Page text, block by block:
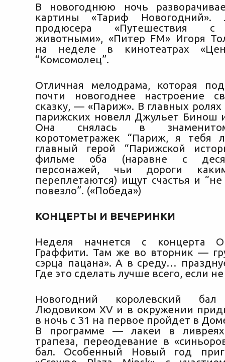
В новогоднюю ночь
картины «Тариф Новогодний».
продюсера «Путешествия
животными», «Питер FM» Игоря
на неделе в кинотеатрах
“Комсомолец”.
Отличная мелодрама, которая
почти новогоднее настроение
сказку, — «Париж». В главных
парижских новелл Джульет Бинош
Она снялась в
коротометражек “Париж, я
главный герой “Парижской
фильме оба (наравне с
персонажей, чьи дороги
переплетаются) ищут счастья и
повезло”. («Победа»)
КОНЦЕРТЫ И ВЕЧЕРИНКИ
Неделя начнется с концерта
Граффити. Там же во вторник —
сэрца пацана». А в среду…
Где это сделать лучше всего, если
Новогодний королевский
Людовиком XV и в окружении
в ночь с 31 на первое пройдет в
В программе — лакеи в ливреях,
трапеза, переодевание в
бал. Особенный Новый год